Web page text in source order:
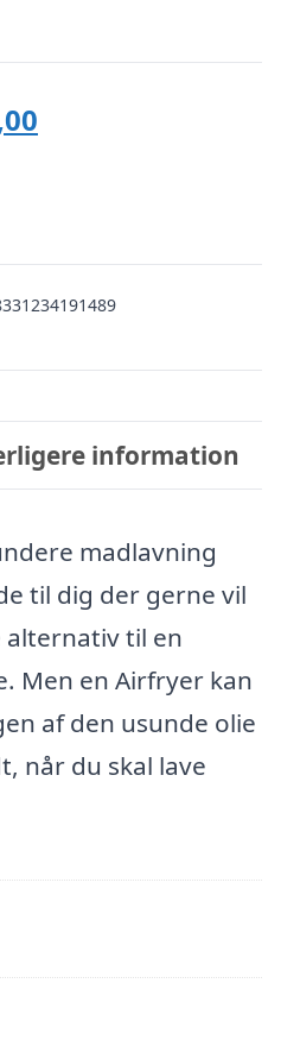
kr. 469,00.
information
madlavning
til dig der gerne vil
alternativ til en
Men en Airfryer kan
af den usunde olie
når du skal lave